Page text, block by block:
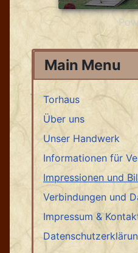
Main Menu
Torhaus
Über uns
Unser Handwerk
Informationen für
Impressionen und
Verbindungen und
Impressum &